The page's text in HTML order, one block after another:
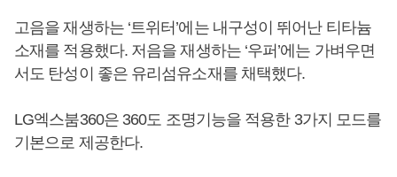
고음을 재생하는 ‘트위터’에는 내구성이 뛰어난 티타늄
소재를 적용했다. 저음을 재생하는 ‘우퍼’에는 가벼우면
서도 탄성이 좋은 유리섬유소재를 채택했다.
LG엑스붐360은 360도 조명기능을 적용한 3가지 모드를
기본으로 제공한다.